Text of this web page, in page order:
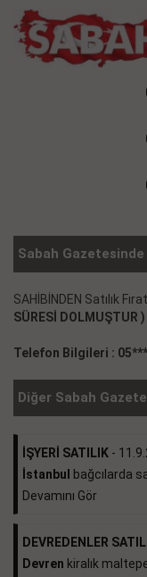
Sabah Gazetesinde
SAHİBİNDEN Satılık
SÜRESİ DOLMUŞTUR )
Telefon Bilgileri :
Diğer Sabah
İŞYERİ SATILIK -
İstanbul
bağcılarda
Devamını Gör
DEVREDENLER
Devren kiralık